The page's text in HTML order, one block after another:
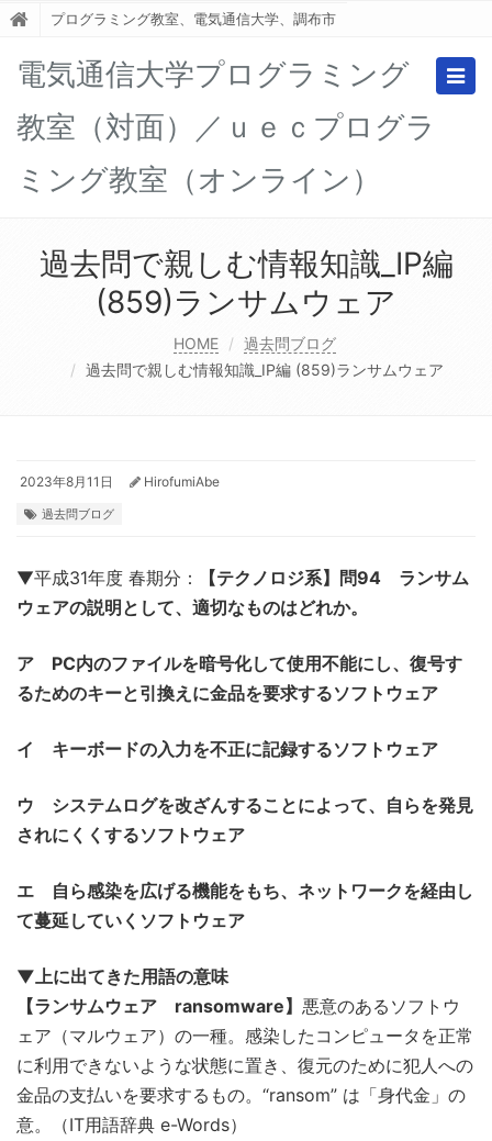
プログラミング教室、電気通信大学、調布市
電気通信大学プログラミング
教室（対面）／ｕｅｃプログラ
ミング教室（オンライン）
過去問で親しむ情報知識_IP編
(859)ランサムウェア
HOME
過去問ブログ
過去問で親しむ情報知識_IP編 (859)ランサムウェア
2023年8月11日 HirofumiAbe
過去問ブログ
▼平成31年度 春期分：
【テクノロジ系】問94 ランサム
ウェアの説明として、適切なものはどれか。
ア PC内のファイルを暗号化して使用不能にし、復号す
るためのキーと引換えに金品を要求するソフトウェア
イ キーボードの入力を不正に記録するソフトウェア
ウ システムログを改ざんすることによって、自らを発見
されにくくするソフトウェア
エ 自ら感染を広げる機能をもち、ネットワークを経由し
て蔓延していくソフトウェア
▼上に出てきた用語の意味
【ランサムウェア ransomware】 悪意のあるソフトウ
ェア（マルウェア）の一種。感染したコンピュータを正常
に利用できないような状態に置き、復元のために犯人への
金品の支払いを要求するもの。“ransom” は「身代金」の
意。（IT用語辞典 e-Words）